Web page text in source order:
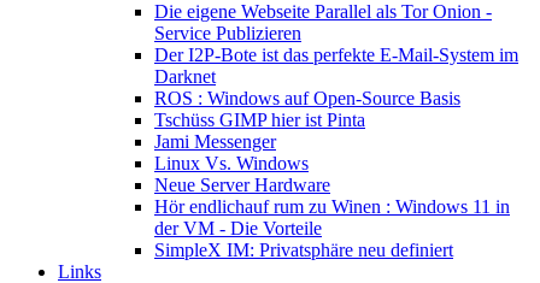
Die eigene Webseite Parallel als Tor Onion -
Service Publizieren
Der I2P-Bote ist das perfekte E-Mail-System im
Darknet
ROS : Windows auf Open-Source Basis
Tschüss GIMP hier ist Pinta
Jami Messenger
Linux Vs. Windows
Neue Server Hardware
Hör endlichauf rum zu Winen : Windows 11 in
der VM - Die Vorteile
SimpleX IM: Privatsphäre neu definiert
Links